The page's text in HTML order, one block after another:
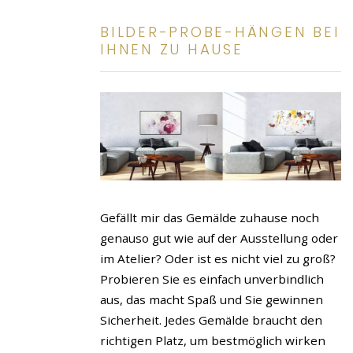
BILDER-PROBE-HÄNGEN BEI
IHNEN ZU HAUSE
Gefällt mir das Gemälde zuhause noch
genauso gut wie auf der Ausstellung oder
im Atelier? Oder ist es nicht viel zu groß?
Probieren Sie es einfach unverbindlich
aus, das macht Spaß und Sie gewinnen
Sicherheit. Jedes Gemälde braucht den
richtigen Platz, um bestmöglich wirken